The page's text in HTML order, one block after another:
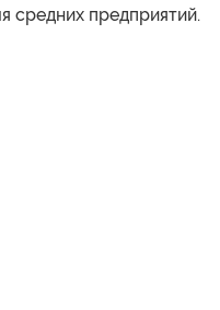
средних предприятий.